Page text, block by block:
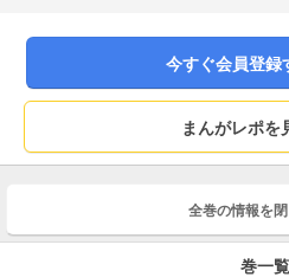
カには明るい笑顔をみせたり、彼女になる
――!? (この作品は電子コミック誌noicomi
今すぐ会員登録
まんがレポを
全巻の情報を
巻一覧